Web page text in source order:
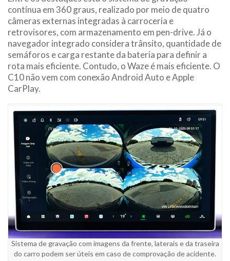
contínua em 360 graus, realizado por meio de quatro
câmeras externas integradas à carroceria e
retrovisores, com armazenamento em pen-drive. Já o
navegador integrado considera trânsito, quantidade de
semáforos e carga restante da bateria para definir a
rota mais eficiente. Contudo, o Waze é mais eficiente. O
C10 não vem com conexão Android Auto e Apple
CarPlay.
Sistema de gravação com imagens da frente, laterais e da traseira
do carro podem ser úteis em caso de comprovação de acidente.